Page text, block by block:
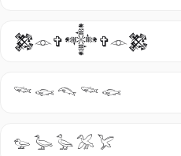
𒄆𓁹✞𒀱✞𓁹𒄆
𓆝 𓆟 𓆞 𓆝 𓆟
𓅰 𓅬 𓅭 𓅮 𓅯